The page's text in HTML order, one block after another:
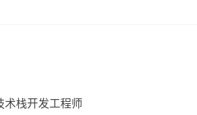
术栈开发工程师